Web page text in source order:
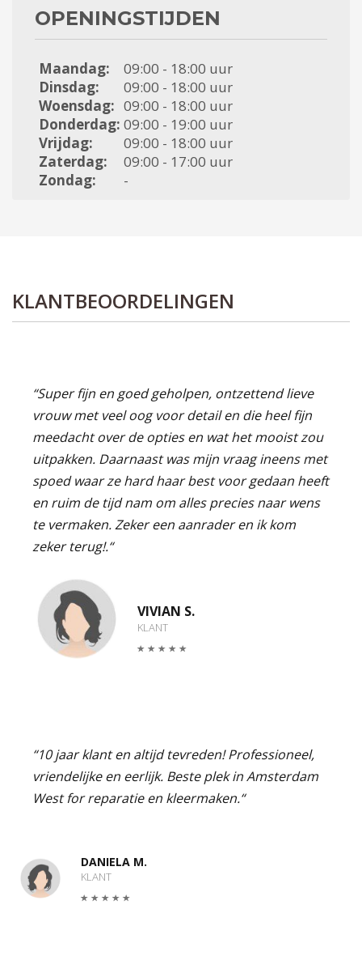
OPENINGSTIJDEN
Maandag:
09:00 - 18:00 uur
Dinsdag:
09:00 - 18:00 uur
Woensdag: 09:00 - 18:00 uur
Donderdag: 09:00 - 19:00 uur
Vrijdag:
09:00 - 18:00 uur
Zaterdag:
09:00 - 17:00 uur
Zondag:
-
KLANTBEOORDELINGEN
“Super fijn en goed geholpen, ontzettend lieve
vrouw met veel oog voor detail en die heel fijn
meedacht over de opties en wat het mooist zou
uitpakken. Daarnaast was mijn vraag ineens met
spoed waar ze hard haar best voor gedaan heeft
en ruim de tijd nam om alles precies naar wens
te vermaken. Zeker een aanrader en ik kom
zeker terug!.“
VIVIAN S.
KLANT
“10 jaar klant en altijd tevreden! Professioneel,
vriendelijke en eerlijk. Beste plek in Amsterdam
West for reparatie en kleermaken.“
DANIELA M.
KLANT